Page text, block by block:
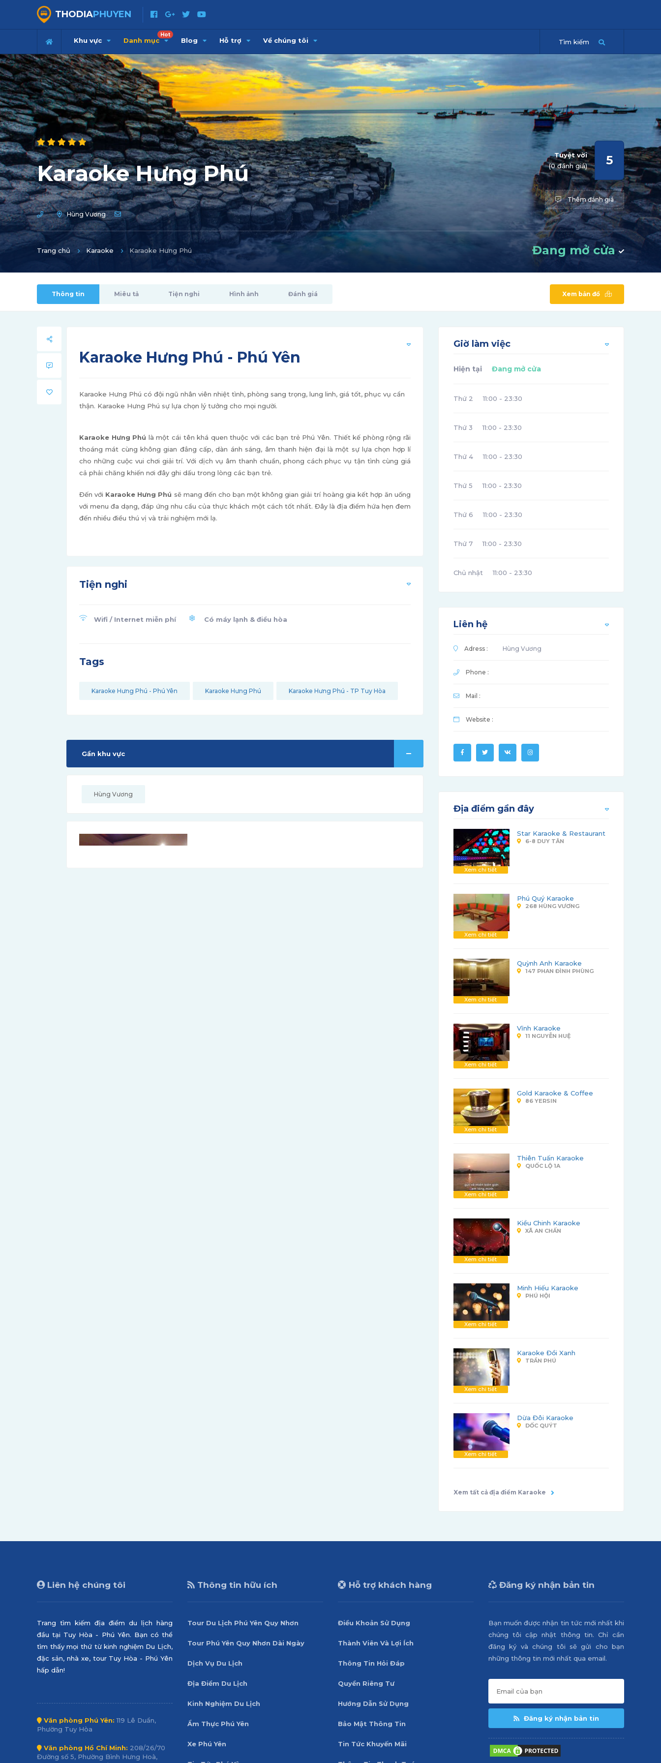
THODIAPHUYEN
Tìm kiếm
Khu vực Danh mục
Hot
Blog Hỗ trợ Về chúng tôi
Karaoke Hưng Phú
Hùng Vương
Tuyệt vời
(0 đánh giá)
5
Thêm đánh giá
Trang chủ Karaoke Karaoke Hưng Phú Đang mở cửa
Thông tin Miêu tả Tiện nghi Hình ảnh Đánh giá Xem bản đồ
Karaoke Hưng Phú - Phú Yên
Karaoke Hưng Phú có đội ngũ nhân viên nhiệt tình, phòng sang trọng, lung linh, giá tốt, phục vụ cẩn
thận. Karaoke Hưng Phú sự lựa chọn lý tưởng cho mọi người.
Karaoke Hưng Phú là một cái tên khá quen thuộc với các bạn trẻ Phú Yên. Thiết kế phòng rộng rãi
thoáng mát cùng không gian đẳng cấp, dàn ánh sáng, âm thanh hiện đại là một sự lựa chọn hợp lí
cho những cuộc vui chơi giải trí. Với dịch vụ âm thanh chuẩn, phong cách phục vụ tận tình cùng giá
cả phải chăng khiến nơi đây ghi dấu trong lòng các bạn trẻ.
Đến với Karaoke Hưng Phú sẽ mang đến cho bạn một không gian giải trí hoàng gia kết hợp ăn uống
với menu đa dạng, đáp ứng nhu cầu của thực khách một cách tốt nhất. Đây là địa điểm hứa hẹn đem
đến nhiều điều thú vị và trải nghiệm mới lạ.
Tiện nghi
Wifi / Internet miễn phí Có máy lạnh & điều hòa
Tags
Karaoke Hưng Phú - Phú Yên Karaoke Hưng Phú Karaoke Hưng Phú - TP Tuy Hòa
Gần khu vực
Hùng Vương
Giờ làm việc
Hiện tại Đang mở cửa
Thứ 2 11:00 - 23:30
Thứ 3 11:00 - 23:30
Thứ 4 11:00 - 23:30
Thứ 5 11:00 - 23:30
Thứ 6 11:00 - 23:30
Thứ 7 11:00 - 23:30
Chủ nhật 11:00 - 23:30
Liên hệ
Adress : Hùng Vương
Phone :
Mail :
Website :
Địa điểm gần đây
Xem chi tiết
Star Karaoke & Restaurant
6-8 DUY TÂN
Xem chi tiết
Phú Quý Karaoke
268 HÙNG VƯƠNG
Xem chi tiết
Quỳnh Anh Karaoke
147 PHAN ĐÌNH PHÙNG
Xem chi tiết
Vĩnh Karaoke
11 NGUYỄN HUỆ
Xem chi tiết
Gold Karaoke & Coffee
86 YERSIN
Xem chi tiết
Thiên Tuấn Karaoke
QUỐC LỘ 1A
Xem chi tiết
Kiều Chinh Karaoke
XÃ AN CHẤN
Xem chi tiết
Minh Hiếu Karaoke
PHÚ HỘI
Xem chi tiết
Karaoke Đồi Xanh
TRẦN PHÚ
Xem chi tiết
Dừa Đôi Karaoke
DỐC QUÝT
Xem tất cả địa điểm Karaoke
Liên hệ chúng tôi
Trang tìm kiếm địa điểm du lịch hàng
đầu tại Tuy Hòa - Phú Yên. Bạn có thể
tìm thấy mọi thứ từ kinh nghiệm Du Lịch,
đặc sản, nhà xe, tour Tuy Hòa - Phú Yên
hấp dẫn!
Văn phòng Phú Yên: 119 Lê Duẩn,
Phường Tuy Hòa
Văn phòng Hồ Chí Minh: 208/26/70
Đường số 5, Phường Bình Hưng Hoà,
Thông tin hữu ích
Tour Du Lịch Phú Yên Quy Nhơn
Tour Phú Yên Quy Nhơn Dài Ngày
Dịch Vụ Du Lịch
Địa Điểm Du Lịch
Kinh Nghiệm Du Lịch
Ẩm Thực Phú Yên
Xe Phú Yên
Hỗ trợ khách hàng
Điều Khoản Sử Dụng
Thành Viên Và Lợi Ích
Thông Tin Hỏi Đáp
Quyền Riêng Tư
Hướng Dẫn Sử Dụng
Bảo Mật Thông Tin
Tin Tức Khuyến Mãi
Đăng ký nhận bản tin
Bạn muốn được nhận tin tức mới nhất khi
chúng tôi cập nhật thông tin. Chỉ cần
đăng ký và chúng tôi sẽ gửi cho bạn
những thông tin mới nhất qua email.
Đăng ký nhận bản tin